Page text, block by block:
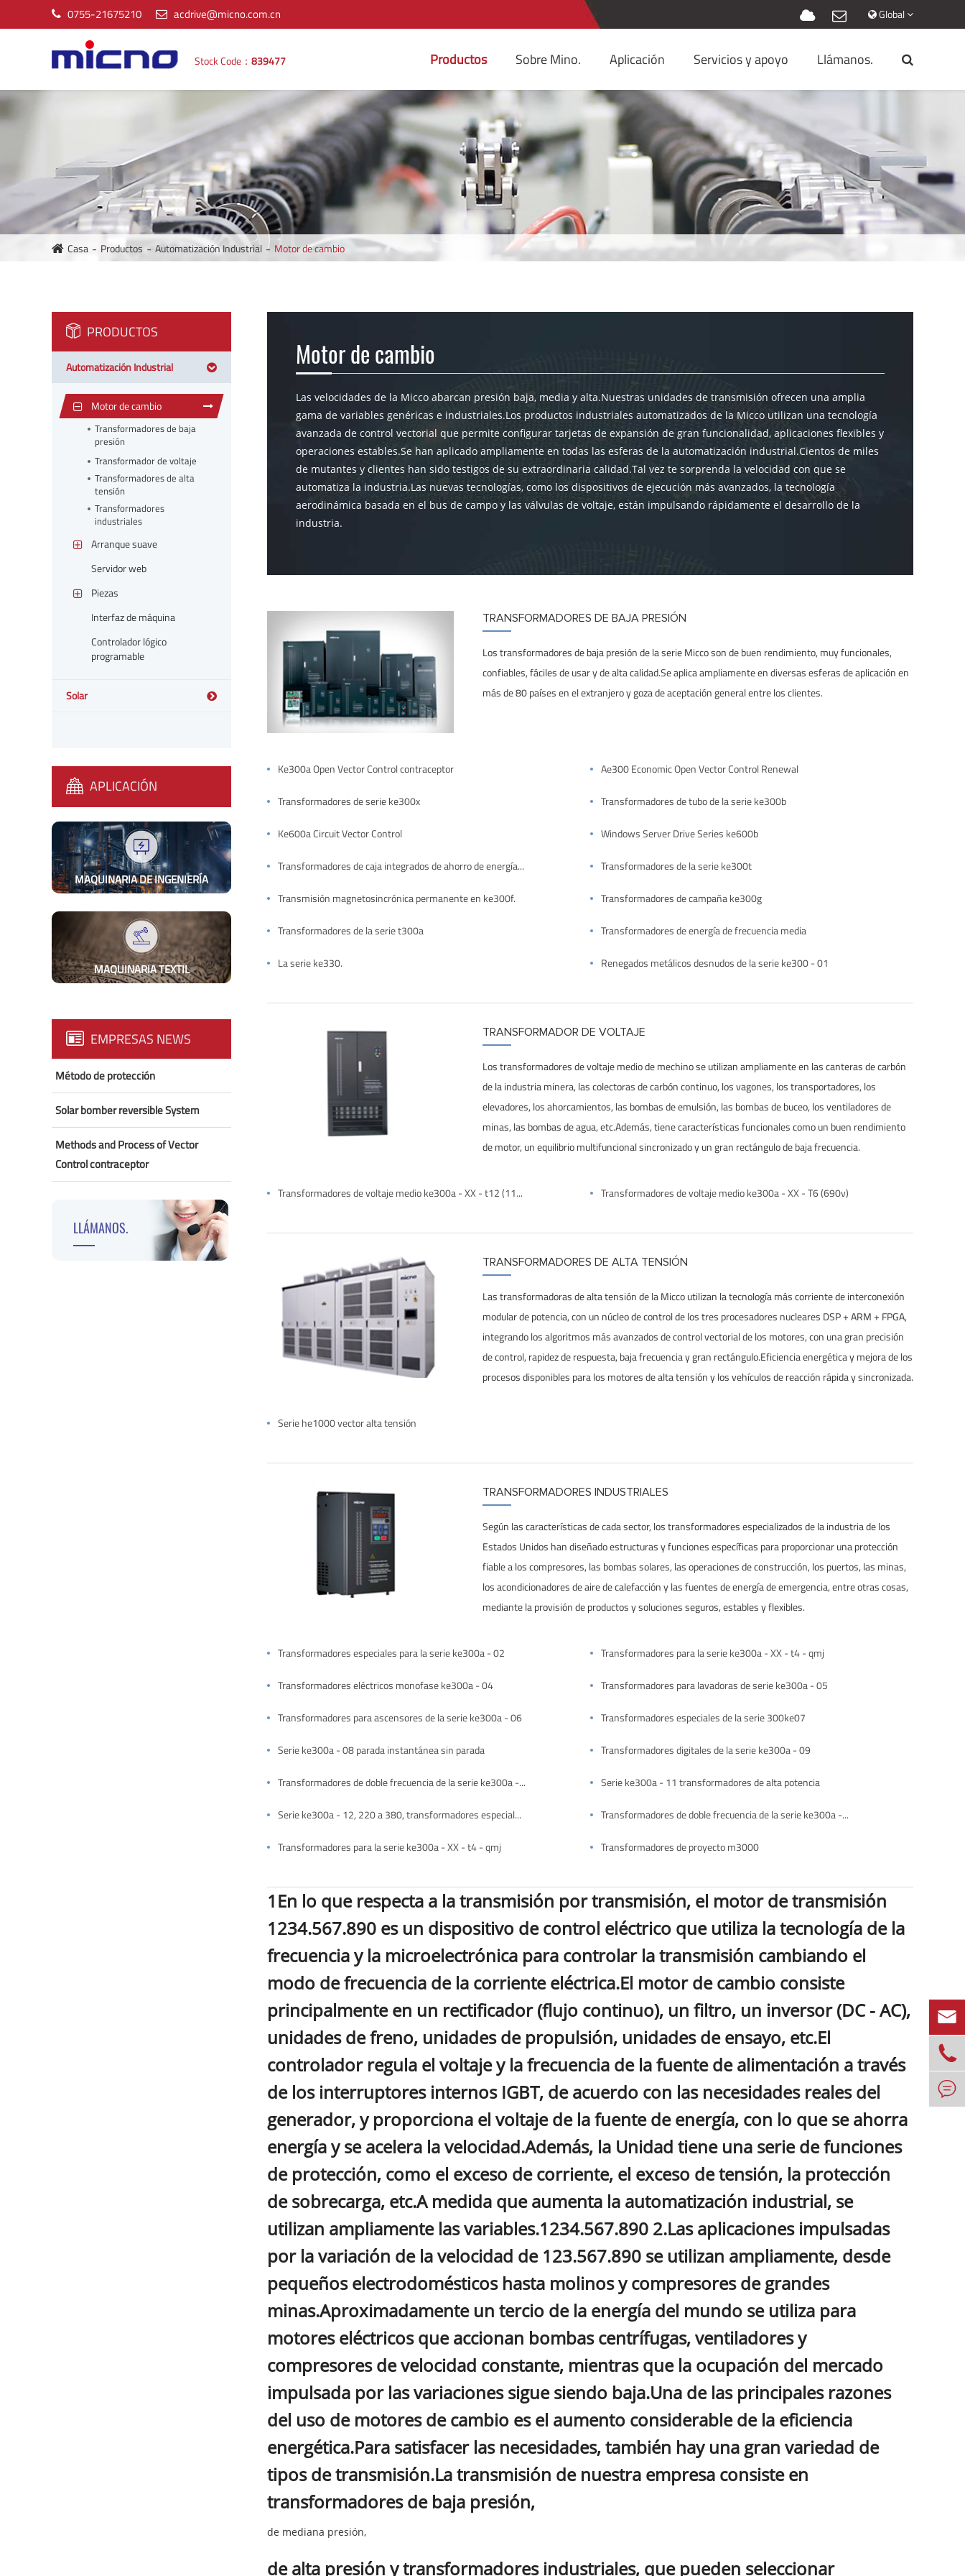
0755-21675210 acdrive@micno.com.cn Global
Stock Code： 839477 Productos Sobre Mino. Aplicación Servicios y apoyo Llámanos.
Casa Productos Automatización Industrial Motor de cambio
PRODUCTOS
Automatización Industrial
Motor de cambio
Transformadores de baja
presión
Transformador de voltaje
Transformadores de alta
tensión
Transformadores
industriales
Arranque suave
Servidor web
Piezas
Interfaz de máquina
Controlador lógico
programable
Solar
APLICACIÓN
MAQUINARIA DE INGENIERÍA
MAQUINARIA TEXTIL
EMPRESAS NEWS
Método de protección
Solar bomber reversible System
Methods and Process of Vector
Control contraceptor
LLÁMANOS.
Motor de cambio
Las velocidades de la Micco abarcan presión baja, media y alta.Nuestras unidades de transmisión ofrecen una amplia
gama de variables genéricas e industriales.Los productos industriales automatizados de la Micco utilizan una tecnología
avanzada de control vectorial que permite configurar tarjetas de expansión de gran funcionalidad, aplicaciones flexibles y
operaciones estables.Se han aplicado ampliamente en todas las esferas de la automatización industrial.Cientos de miles
de mutantes y clientes han sido testigos de su extraordinaria calidad.Tal vez te sorprenda la velocidad con que se
automatiza la industria.Las nuevas tecnologías, como los dispositivos de ejecución más avanzados, la tecnología
aerodinámica basada en el bus de campo y las válvulas de voltaje, están impulsando rápidamente el desarrollo de la
industria.
TRANSFORMADORES DE BAJA PRESIÓN
Los transformadores de baja presión de la serie Micco son de buen rendimiento, muy funcionales,
confiables, fáciles de usar y de alta calidad.Se aplica ampliamente en diversas esferas de aplicación en
más de 80 países en el extranjero y goza de aceptación general entre los clientes.
Ke300a Open Vector Control contraceptor Ae300 Economic Open Vector Control Renewal
Transformadores de serie ke300x Transformadores de tubo de la serie ke300b
Ke600a Circuit Vector Control Windows Server Drive Series ke600b
Transformadores de caja integrados de ahorro de energía serie ke610 Transformadores de la serie ke300t
Transmisión magnetosincrónica permanente en ke300f. Transformadores de campaña ke300g
Transformadores de la serie t300a Transformadores de energía de frecuencia media
La serie ke330. Renegados metálicos desnudos de la serie ke300 - 01
TRANSFORMADOR DE VOLTAJE
Los transformadores de voltaje medio de mechino se utilizan ampliamente en las canteras de carbón
de la industria minera, las colectoras de carbón continuo, los vagones, los transportadores, los
elevadores, los ahorcamientos, las bombas de emulsión, las bombas de buceo, los ventiladores de
minas, las bombas de agua, etc.Además, tiene características funcionales como un buen rendimiento
de motor, un equilibrio multifuncional sincronizado y un gran rectángulo de baja frecuencia.
Transformadores de voltaje medio ke300a - XX - t12 (1140V) Transformadores de voltaje medio ke300a - XX - T6 (690v)
TRANSFORMADORES DE ALTA TENSIÓN
Las transformadoras de alta tensión de la Micco utilizan la tecnología más corriente de interconexión
modular de potencia, con un núcleo de control de los tres procesadores nucleares DSP + ARM + FPGA,
integrando los algoritmos más avanzados de control vectorial de los motores, con una gran precisión
de control, rapidez de respuesta, baja frecuencia y gran rectángulo.Eficiencia energética y mejora de los
procesos disponibles para los motores de alta tensión y los vehículos de reacción rápida y sincronizada.
Serie he1000 vector alta tensión
TRANSFORMADORES INDUSTRIALES
Según las características de cada sector, los transformadores especializados de la industria de los
Estados Unidos han diseñado estructuras y funciones específicas para proporcionar una protección
fiable a los compresores, las bombas solares, las operaciones de construcción, los puertos, las minas,
los acondicionadores de aire de calefacción y las fuentes de energía de emergencia, entre otras cosas,
mediante la provisión de productos y soluciones seguros, estables y flexibles.
Transformadores especiales para la serie ke300a - 02 Transformadores para la serie ke300a - XX - t4 - qmj
Transformadores eléctricos monofase ke300a - 04 Transformadores para lavadoras de serie ke300a - 05
Transformadores para ascensores de la serie ke300a - 06 Transformadores especiales de la serie 300ke07
Serie ke300a - 08 parada instantánea sin parada Transformadores digitales de la serie ke300a - 09
Transformadores de doble frecuencia de la serie ke300a - 10 Serie ke300a - 11 transformadores de alta potencia
Serie ke300a - 12, 220 a 380, transformadores especiales. Transformadores de doble frecuencia de la serie ke300a - 13
Transformadores para la serie ke300a - XX - t4 - qmj Transformadores de proyecto m3000
1En lo que respecta a la transmisión por transmisión, el motor de transmisión
1234.567.890 es un dispositivo de control eléctrico que utiliza la tecnología de la
frecuencia y la microelectrónica para controlar la transmisión cambiando el
modo de frecuencia de la corriente eléctrica.El motor de cambio consiste
principalmente en un rectificador (flujo continuo), un filtro, un inversor (DC - AC),
unidades de freno, unidades de propulsión, unidades de ensayo, etc.El
controlador regula el voltaje y la frecuencia de la fuente de alimentación a través
de los interruptores internos IGBT, de acuerdo con las necesidades reales del
generador, y proporciona el voltaje de la fuente de energía, con lo que se ahorra
energía y se acelera la velocidad.Además, la Unidad tiene una serie de funciones
de protección, como el exceso de corriente, el exceso de tensión, la protección
de sobrecarga, etc.A medida que aumenta la automatización industrial, se
utilizan ampliamente las variables.1234.567.890 2.Las aplicaciones impulsadas
por la variación de la velocidad de 123.567.890 se utilizan ampliamente, desde
pequeños electrodomésticos hasta molinos y compresores de grandes
minas.Aproximadamente un tercio de la energía del mundo se utiliza para
motores eléctricos que accionan bombas centrífugas, ventiladores y
compresores de velocidad constante, mientras que la ocupación del mercado
impulsada por las variaciones sigue siendo baja.Una de las principales razones
del uso de motores de cambio es el aumento considerable de la eficiencia
energética.Para satisfacer las necesidades, también hay una gran variedad de
tipos de transmisión.La transmisión de nuestra empresa consiste en
transformadores de baja presión,
de mediana presión,
de alta presión y transformadores industriales, que pueden seleccionar


